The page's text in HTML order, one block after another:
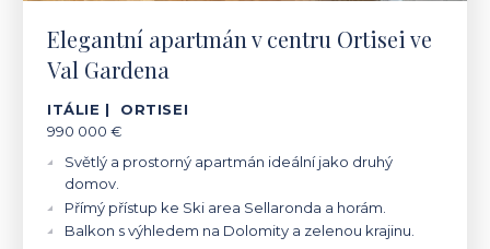
Elegantní apartmán v centru Ortisei ve
Val Gardena
ITÁLIE | ORTISEI
990 000 €
Světlý a prostorný apartmán ideální jako druhý
domov.
Přímý přístup ke Ski area Sellaronda a horám.
Balkon s výhledem na Dolomity a zelenou krajinu.